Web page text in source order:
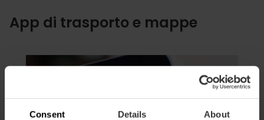
Consent Details About
App di trasporto e mappe